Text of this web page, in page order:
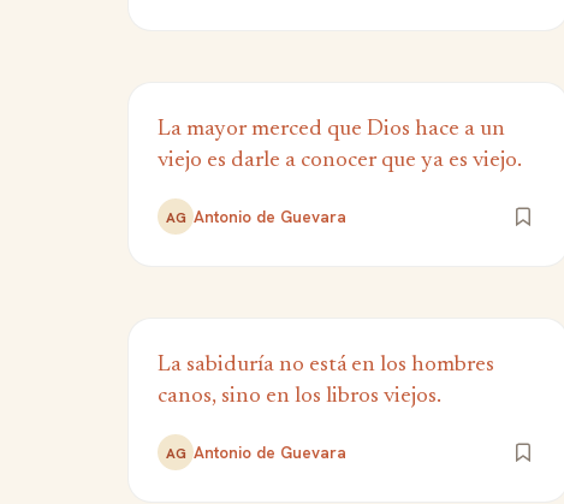
La mayor merced que Dios hace a un
viejo es darle a conocer que ya es viejo.
AG Antonio de Guevara
La sabiduría no está en los hombres
canos, sino en los libros viejos.
AG Antonio de Guevara